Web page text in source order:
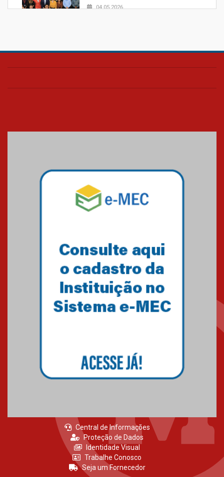
04.05.2026
Confira como foi o culto mensal
Mackenzie mobiliza campanha
solidária para apoiar famílias em
Minas Gerais
Primeiro culto do ano ressalta o
27.02.2026
Central de Informações
Proteção de Dados
Identidade Visual
Trabalhe Conosco
Seja um Fornecedor